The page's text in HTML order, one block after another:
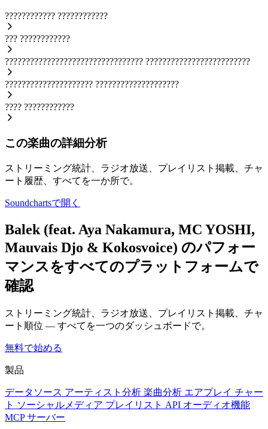
???????????? ????????????
??? ????????????
????????????????????????????????? ?????????????????????????
????????????????????? ????????????????????
???? ????????????
この楽曲の詳細分析
ストリーミング統計、ラジオ放送、プレイリスト掲載、チャ
ート履歴、すべてを一か所で。
Soundchartsで開く
Balek (feat. Aya Nakamura, MC YOSHI,
Mauvais Djo & Kokosvoice) のパフォー
マンスをすべてのプラットフォームで
確認
ストリーミング統計、ラジオ放送、プレイリスト掲載、チャ
ート順位 — すべてを一つのダッシュボードで。
無料で始める
製品
データソース アーティスト分析 楽曲分析 エアプレイ チャー
ト ソーシャルメディア プレイリスト API オーディオ機能
MCP サーバー